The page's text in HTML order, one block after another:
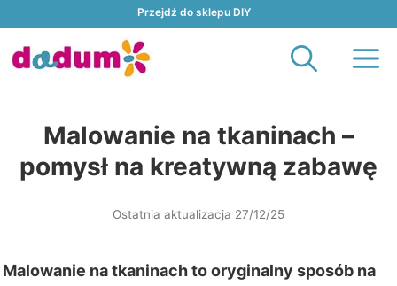
treści
Przejdź do sklepu DIY
Malowanie na tkaninach –
pomysł na kreatywną zabawę
Ostatnia aktualizacja 27/12/25
Malowanie na tkaninach to oryginalny sposób na